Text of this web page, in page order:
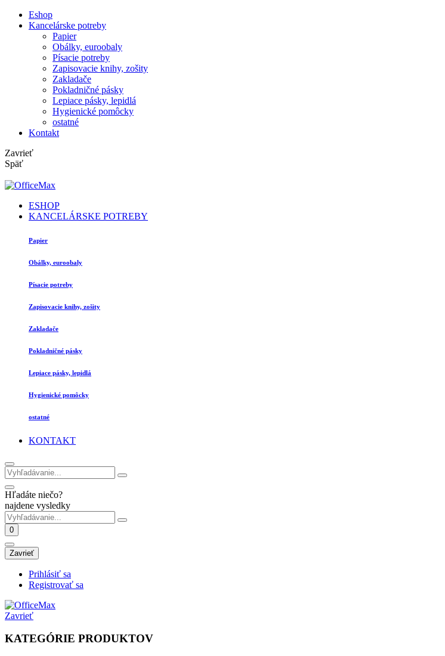
Eshop
Kancelárske potreby
Papier
Obálky, euroobaly
Písacie potreby
Zapisovacie knihy, zošity
Zakladače
Pokladničné pásky
Lepiace pásky, lepidlá
Hygienické pomôcky
ostatné
Kontakt
Zavrieť
Späť
ESHOP
KANCELÁRSKE POTREBY
Papier
Obálky, euroobaly
Písacie potreby
Zapisovacie knihy, zošity
Zakladače
Pokladničné pásky
Lepiace pásky, lepidlá
Hygienické pomôcky
ostatné
KONTAKT
Hľadáte niečo?
najdene vysledky
0
Zavrieť
Prihlásiť sa
Registrovať sa
Zavrieť
KATEGÓRIE PRODUKTOV